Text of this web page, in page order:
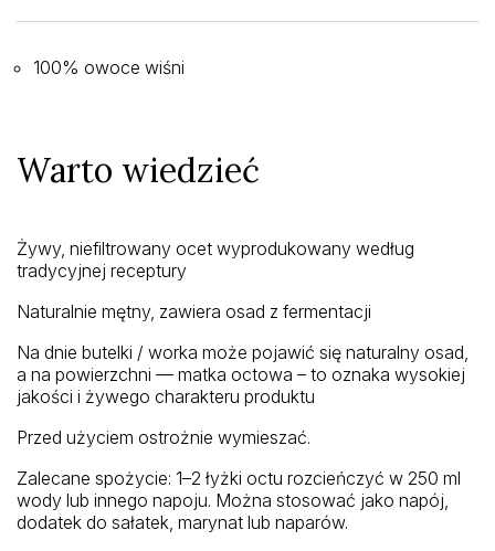
100% owoce wiśni
Warto wiedzieć
Żywy, niefiltrowany ocet wyprodukowany według
tradycyjnej receptury
Naturalnie mętny, zawiera osad z fermentacji
Na dnie butelki / worka może pojawić się naturalny osad,
a na powierzchni — matka octowa – to oznaka wysokiej
jakości i żywego charakteru produktu
Przed użyciem ostrożnie wymieszać.
Zalecane spożycie: 1–2 łyżki octu rozcieńczyć w 250 ml
wody lub innego napoju. Można stosować jako napój,
dodatek do sałatek, marynat lub naparów.